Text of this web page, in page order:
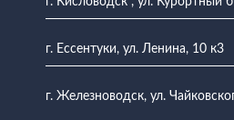
г. Ессентуки, ул. Ленина, 10 к3
г. Железноводск, ул.